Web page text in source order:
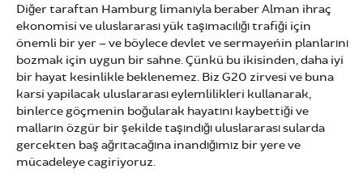
Diğer taraftan Hamburg limanıyla beraber Alman ihraç
ekonomisi ve uluslararası yük taşımacılığı trafiği için
önemli bir yer – ve böylece devlet ve sermaye´nin planlarını
bozmak için uygun bir sahne. Çünkü bu ikisinden, daha iyi
bir hayat kesinlikle beklenemez. Biz G20 zirvesi ve buna
karsi yapilacak uluslararası eylemlilikleri kullanarak,
binlerce göçmenin boğularak hayatını kaybettiği ve
malların özgür bir şekilde taşındığı uluslararası sularda
gercekten baş ağrıtacağına inandığımız bir yere ve
mücadeleye cagiriyoruz.